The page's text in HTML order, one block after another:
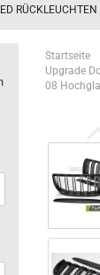
RÜCKLEUCHTEN
Startseite
Upgrade
08